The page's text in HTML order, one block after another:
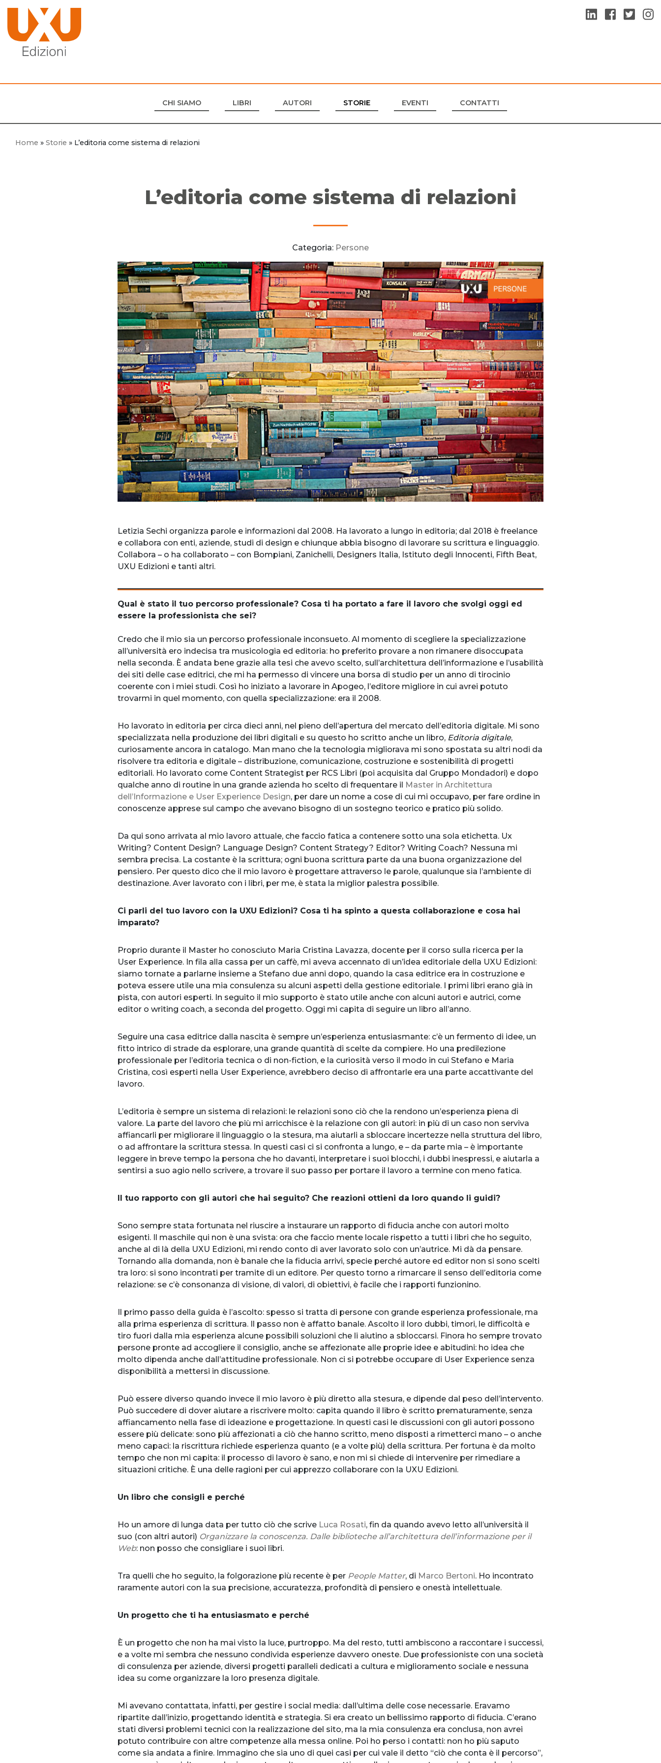
CHI SIAMO LIBRI AUTORI STORIE EVENTI CONTATTI
Home » Storie » L’editoria come sistema di relazioni
L’editoria come sistema di relazioni
Categoria: Persone
Letizia Sechi organizza parole e informazioni dal 2008. Ha lavorato a lungo in editoria; dal 2018 è freelance
e collabora con enti, aziende, studi di design e chiunque abbia bisogno di lavorare su scrittura e linguaggio.
Collabora – o ha collaborato – con Bompiani, Zanichelli, Designers Italia, Istituto degli Innocenti, Fifth Beat,
UXU Edizioni e tanti altri.
Qual è stato il tuo percorso professionale? Cosa ti ha portato a fare il lavoro che svolgi oggi ed
essere la professionista che sei?
Credo che il mio sia un percorso professionale inconsueto. Al momento di scegliere la specializzazione
all’università ero indecisa tra musicologia ed editoria: ho preferito provare a non rimanere disoccupata
nella seconda. È andata bene grazie alla tesi che avevo scelto, sull’architettura dell’informazione e l’usabilità
dei siti delle case editrici, che mi ha permesso di vincere una borsa di studio per un anno di tirocinio
coerente con i miei studi. Così ho iniziato a lavorare in Apogeo, l’editore migliore in cui avrei potuto
trovarmi in quel momento, con quella specializzazione: era il 2008.
Ho lavorato in editoria per circa dieci anni, nel pieno dell’apertura del mercato dell’editoria digitale. Mi sono
specializzata nella produzione dei libri digitali e su questo ho scritto anche un libro, Editoria digitale,
curiosamente ancora in catalogo. Man mano che la tecnologia migliorava mi sono spostata su altri nodi da
risolvere tra editoria e digitale – distribuzione, comunicazione, costruzione e sostenibilità di progetti
editoriali. Ho lavorato come Content Strategist per RCS Libri (poi acquisita dal Gruppo Mondadori) e dopo
qualche anno di routine in una grande azienda ho scelto di frequentare il Master in Architettura
dell’Informazione e User Experience Design, per dare un nome a cose di cui mi occupavo, per fare ordine in
conoscenze apprese sul campo che avevano bisogno di un sostegno teorico e pratico più solido.
Da qui sono arrivata al mio lavoro attuale, che faccio fatica a contenere sotto una sola etichetta. Ux
Writing? Content Design? Language Design? Content Strategy? Editor? Writing Coach? Nessuna mi
sembra precisa. La costante è la scrittura; ogni buona scrittura parte da una buona organizzazione del
pensiero. Per questo dico che il mio lavoro è progettare attraverso le parole, qualunque sia l’ambiente di
destinazione. Aver lavorato con i libri, per me, è stata la miglior palestra possibile.
Ci parli del tuo lavoro con la UXU Edizioni? Cosa ti ha spinto a questa collaborazione e cosa hai
imparato?
Proprio durante il Master ho conosciuto Maria Cristina Lavazza, docente per il corso sulla ricerca per la
User Experience. In fila alla cassa per un caffè, mi aveva accennato di un’idea editoriale della UXU Edizioni:
siamo tornate a parlarne insieme a Stefano due anni dopo, quando la casa editrice era in costruzione e
poteva essere utile una mia consulenza su alcuni aspetti della gestione editoriale. I primi libri erano già in
pista, con autori esperti. In seguito il mio supporto è stato utile anche con alcuni autori e autrici, come
editor o writing coach, a seconda del progetto. Oggi mi capita di seguire un libro all’anno.
Seguire una casa editrice dalla nascita è sempre un’esperienza entusiasmante: c’è un fermento di idee, un
fitto intrico di strade da esplorare, una grande quantità di scelte da compiere. Ho una predilezione
professionale per l’editoria tecnica o di non-fiction, e la curiosità verso il modo in cui Stefano e Maria
Cristina, così esperti nella User Experience, avrebbero deciso di affrontarle era una parte accattivante del
lavoro.
L’editoria è sempre un sistema di relazioni: le relazioni sono ciò che la rendono un’esperienza piena di
valore. La parte del lavoro che più mi arricchisce è la relazione con gli autori: in più di un caso non serviva
affiancarli per migliorare il linguaggio o la stesura, ma aiutarli a sbloccare incertezze nella struttura del libro,
o ad affrontare la scrittura stessa. In questi casi ci si confronta a lungo, e – da parte mia – è importante
leggere in breve tempo la persona che ho davanti, interpretare i suoi blocchi, i dubbi inespressi, e aiutarla a
sentirsi a suo agio nello scrivere, a trovare il suo passo per portare il lavoro a termine con meno fatica.
Il tuo rapporto con gli autori che hai seguito? Che reazioni ottieni da loro quando li guidi?
Sono sempre stata fortunata nel riuscire a instaurare un rapporto di fiducia anche con autori molto
esigenti. Il maschile qui non è una svista: ora che faccio mente locale rispetto a tutti i libri che ho seguito,
anche al di là della UXU Edizioni, mi rendo conto di aver lavorato solo con un’autrice. Mi dà da pensare.
Tornando alla domanda, non è banale che la fiducia arrivi, specie perché autore ed editor non si sono scelti
tra loro: si sono incontrati per tramite di un editore. Per questo torno a rimarcare il senso dell’editoria come
relazione: se c’è consonanza di visione, di valori, di obiettivi, è facile che i rapporti funzionino.
Il primo passo della guida è l’ascolto: spesso si tratta di persone con grande esperienza professionale, ma
alla prima esperienza di scrittura. Il passo non è affatto banale. Ascolto il loro dubbi, timori, le difficoltà e
tiro fuori dalla mia esperienza alcune possibili soluzioni che li aiutino a sbloccarsi. Finora ho sempre trovato
persone pronte ad accogliere il consiglio, anche se affezionate alle proprie idee e abitudini: ho idea che
molto dipenda anche dall’attitudine professionale. Non ci si potrebbe occupare di User Experience senza
disponibilità a mettersi in discussione.
Può essere diverso quando invece il mio lavoro è più diretto alla stesura, e dipende dal peso dell’intervento.
Può succedere di dover aiutare a riscrivere molto: capita quando il libro è scritto prematuramente, senza
affiancamento nella fase di ideazione e progettazione. In questi casi le discussioni con gli autori possono
essere più delicate: sono più affezionati a ciò che hanno scritto, meno disposti a rimetterci mano – o anche
meno capaci: la riscrittura richiede esperienza quanto (e a volte più) della scrittura. Per fortuna è da molto
tempo che non mi capita: il processo di lavoro è sano, e non mi si chiede di intervenire per rimediare a
situazioni critiche. È una delle ragioni per cui apprezzo collaborare con la UXU Edizioni.
Un libro che consigli e perché
Ho un amore di lunga data per tutto ciò che scrive Luca Rosati, fin da quando avevo letto all’università il
suo (con altri autori) Organizzare la conoscenza. Dalle biblioteche all’architettura dell’informazione per il
Web: non posso che consigliare i suoi libri.
Tra quelli che ho seguito, la folgorazione più recente è per People Matter, di Marco Bertoni. Ho incontrato
raramente autori con la sua precisione, accuratezza, profondità di pensiero e onestà intellettuale.
Un progetto che ti ha entusiasmato e perché
È un progetto che non ha mai visto la luce, purtroppo. Ma del resto, tutti ambiscono a raccontare i successi,
e a volte mi sembra che nessuno condivida esperienze davvero oneste. Due professioniste con una società
di consulenza per aziende, diversi progetti paralleli dedicati a cultura e miglioramento sociale e nessuna
idea su come organizzare la loro presenza digitale.
Mi avevano contattata, infatti, per gestire i social media: dall’ultima delle cose necessarie. Eravamo
ripartite dall’inizio, progettando identità e strategia. Si era creato un bellissimo rapporto di fiducia. C’erano
stati diversi problemi tecnici con la realizzazione del sito, ma la mia consulenza era conclusa, non avrei
potuto contribuire con altre competenze alla messa online. Poi ho perso i contatti: non ho più saputo
come sia andata a finire. Immagino che sia uno di quei casi per cui vale il detto “ciò che conta è il percorso”,